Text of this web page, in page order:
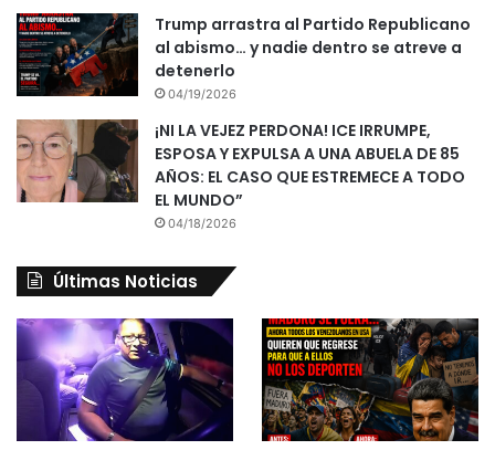
Trump arrastra al Partido Republicano
al abismo… y nadie dentro se atreve a
detenerlo
04/19/2026
¡NI LA VEJEZ PERDONA! ICE IRRUMPE,
ESPOSA Y EXPULSA A UNA ABUELA DE 85
AÑOS: EL CASO QUE ESTREMECE A TODO
EL MUNDO”
04/18/2026
Últimas Noticias